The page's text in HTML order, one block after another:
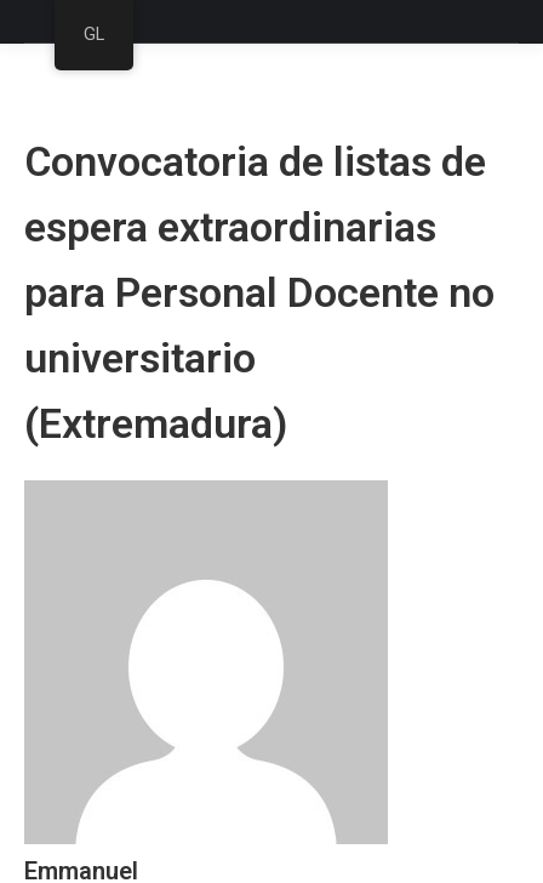
Convocatoria de listas de
espera extraordinarias
para Personal Docente no
universitario
(Extremadura)
Emmanuel
GL